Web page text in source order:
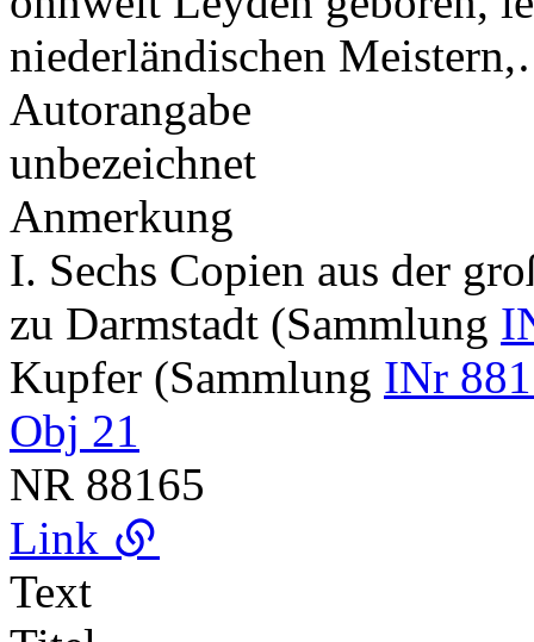
niederländischen
Autorangabe
unbezeichnet
Anmerkung
I. Sechs Copien aus der
zu Darmstadt (Sammlung
Kupfer (Sammlung INr
Obj 21
NR 88165
Link
Text